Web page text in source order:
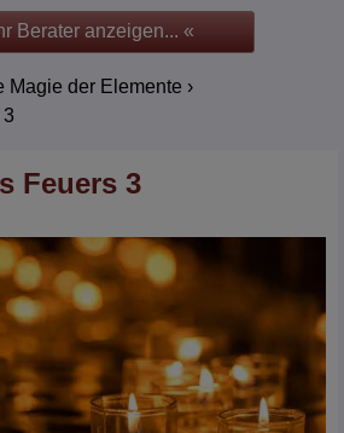
Berater anzeigen... «
Magie der Elemente ›
Feuers 3